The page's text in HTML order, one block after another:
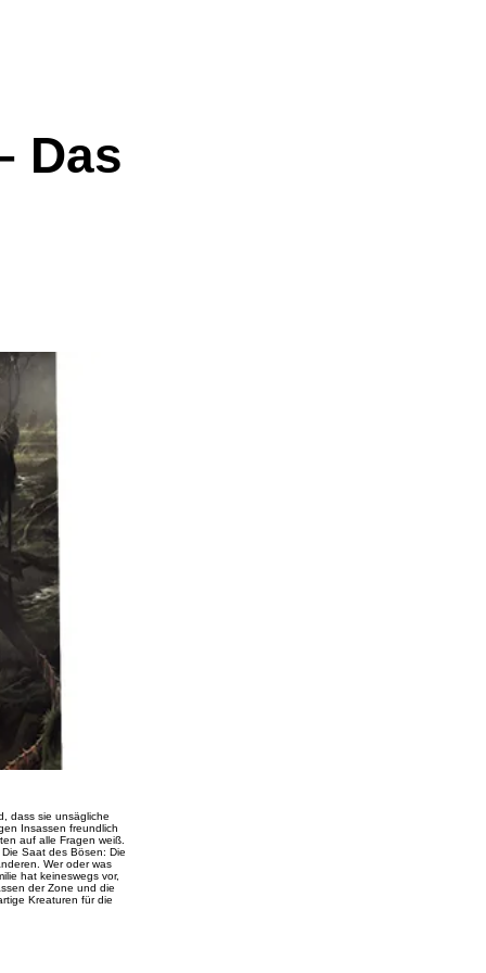
Das
dass sie unsägliche
Insassen freundlich
auf alle Fragen weiß.
Saat des Bösen: Die
Wer oder was
hat keineswegs vor,
der Zone und die
Kreaturen für die